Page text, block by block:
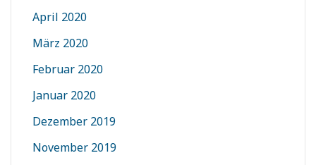
April 2020
März 2020
Februar 2020
Januar 2020
Dezember 2019
November 2019